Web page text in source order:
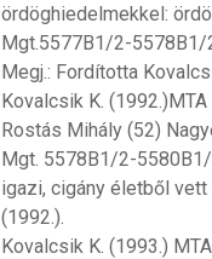
ördöghiedelmekkel:
Mgt.5577B1/2-5578B1/
Megj.: Fordította
Kovalcsik K. (1992.)MTA
Rostás Mihály (52)
Mgt. 5578B1/2-5580B1/
igazi, cigány életből vett
(1992.).
Kovalcsik K. (1993.)